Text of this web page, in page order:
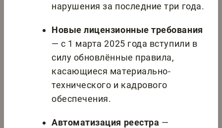
нарушения за последние три года.
Новые лицензионные требования
— с 1 марта 2025 года вступили в
силу обновлённые правила,
касающиеся материально-
технического и кадрового
обеспечения.
Автоматизация реестра —